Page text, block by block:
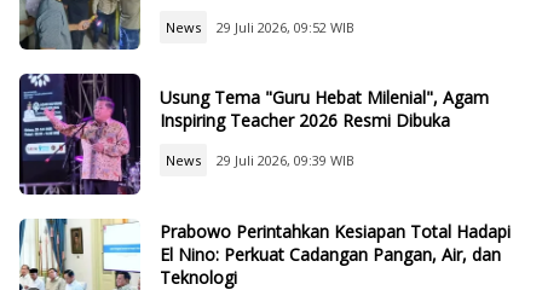
News 29 Juli 2026, 09:52 WIB
Usung Tema "Guru Hebat Milenial", Agam
Inspiring Teacher 2026 Resmi Dibuka
News 29 Juli 2026, 09:39 WIB
Prabowo Perintahkan Kesiapan Total Hadapi
El Nino: Perkuat Cadangan Pangan, Air, dan
Teknologi